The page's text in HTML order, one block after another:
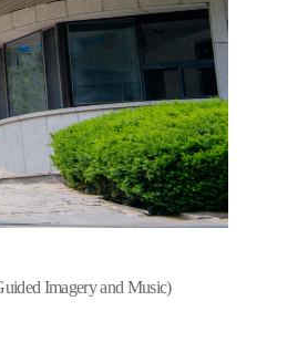
Imagery and Music)